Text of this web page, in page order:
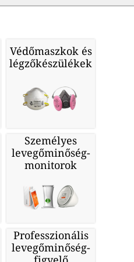
Védőmaszkok és
légzőkészülékek
Személyes
levegőminőség-
monitorok
Professzionális
levegőminőség-